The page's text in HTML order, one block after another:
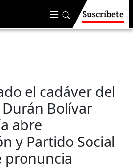
Suscríbete
el cadáver del
Bolívar
abre
y Partido Social
pronuncia